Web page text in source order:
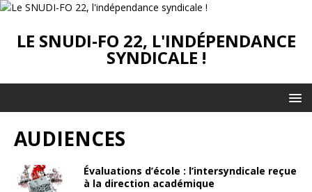
LE SNUDI-FO 22, L'INDÉPENDANCE
SYNDICALE !
AUDIENCES
Évaluations d’école : l’intersyndicale reçue
à la direction académique